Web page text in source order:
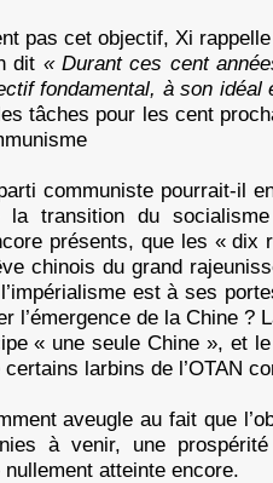
pas cet objectif, Xi
dit « Durant ces cent
fondamental, à son
tâches pour les cent
communiste pourrait-il
transition du
présents, que les « dix
chinois du grand
est à ses
l’émergence de la Chine ?
« une seule Chine », et
larbins de l’OTAN
aveugle au fait que
à venir, une
atteinte encore.